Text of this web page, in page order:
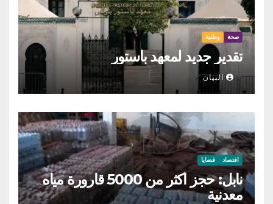
صحة وطنية
تقدير جديد لمعهد باستور
البيان
اقتصاد قضايا
نابل: حجز أكثر من 5000 قارورة مياه
معدنية